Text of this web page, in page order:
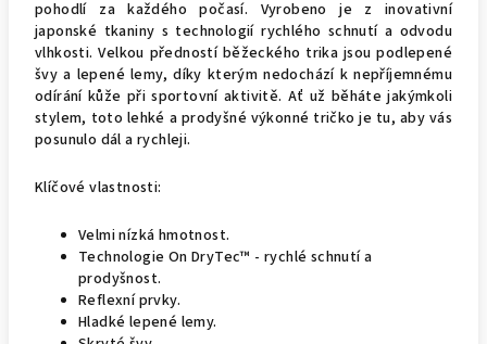
pohodlí za každého počasí. Vyrobeno je z inovativní
japonské tkaniny s technologií rychlého schnutí a odvodu
vlhkosti. Velkou předností běžeckého trika jsou podlepené
švy a lepené lemy, díky kterým nedochází k nepříjemnému
odírání kůže při sportovní aktivitě. Ať už běháte jakýmkoli
stylem, toto lehké a prodyšné výkonné tričko je tu, aby vás
posunulo dál a rychleji.
Klíčové vlastnosti:
Velmi nízká hmotnost.
Technologie On DryTec™ - rychlé schnutí a
prodyšnost.
Reflexní prvky.
Hladké lepené lemy.